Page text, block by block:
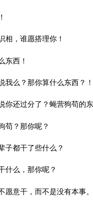
相，谁愿搭理你！
东西！
我么？那你算什么东西？！
你还过分了？蝇营狗苟的东
苟？那你呢？
子都干了些什么？
什么，那你呢？
愿意干，而不是没有本事。